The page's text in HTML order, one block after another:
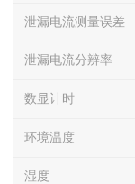
泄漏电流测量误差
泄漏电流分辨率
数显计时
环境温度
湿度